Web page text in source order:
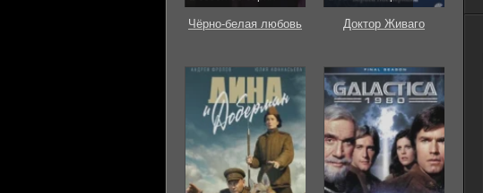
Чёрно-белая любовь Доктор Живаго